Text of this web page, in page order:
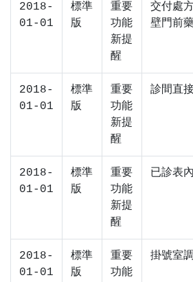
2018-
01-01
標準
版
重要
功能
新提
醒
交付處
壁門前
2018-
01-01
標準
版
重要
功能
新提
醒
診間直
2018-
01-01
標準
版
重要
功能
新提
醒
已診表
2018-
01-01
標準
版
重要
功能
掛號室